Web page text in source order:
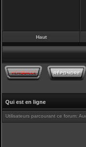
Haut
Qui est en ligne
Utilisateurs parcourant ce forum: